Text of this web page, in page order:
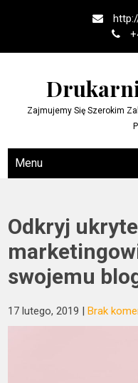
Zajmujemy Się Szerokim
Menu
Odkryj
swojemu
17 lutego, 2019 |Brak